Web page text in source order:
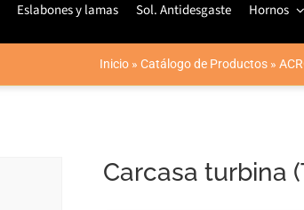
Eslabones y lamas Sol. Antidesgaste Hornos
Inicio » Catálogo de Productos »
Carcasa turbina